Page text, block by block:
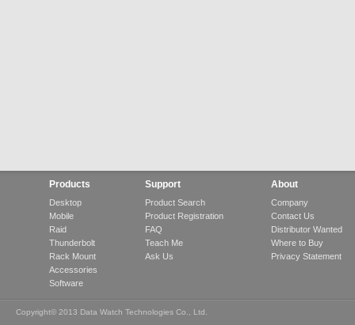
Products
Desktop
Mobile
Raid
Thunderbolt
Rack Mount
Accessories
Software
Support
Product Search
Product Registration
FAQ
Teach Me
Ask Us
About
Company
Contact Us
Distributor Wanted
Where to Buy
Privacy Statement
Copyright© 2013 Data Watch Technologies Co., Ltd.